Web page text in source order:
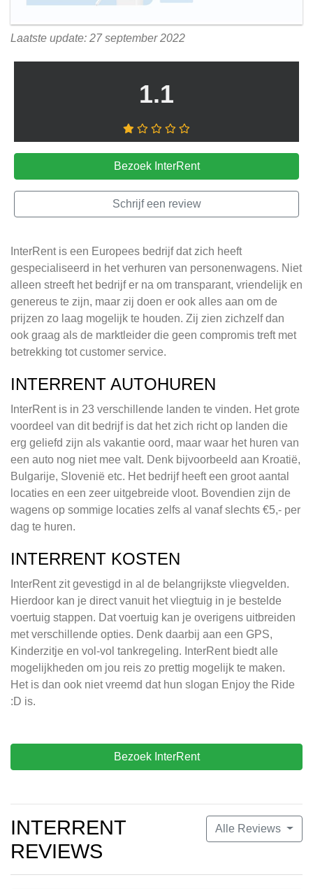
Laatste update: 27 september 2022
1.1
Bezoek InterRent
Schrijf een review
InterRent is een Europees bedrijf dat zich heeft
gespecialiseerd in het verhuren van personenwagens. Niet
alleen streeft het bedrijf er na om transparant, vriendelijk en
genereus te zijn, maar zij doen er ook alles aan om de
prijzen zo laag mogelijk te houden. Zij zien zichzelf dan
ook graag als de marktleider die geen compromis treft met
betrekking tot customer service.
INTERRENT AUTOHUREN
InterRent is in 23 verschillende landen te vinden. Het grote
voordeel van dit bedrijf is dat het zich richt op landen die
erg geliefd zijn als vakantie oord, maar waar het huren van
een auto nog niet mee valt. Denk bijvoorbeeld aan Kroatië,
Bulgarije, Slovenië etc. Het bedrijf heeft een groot aantal
locaties en een zeer uitgebreide vloot. Bovendien zijn de
wagens op sommige locaties zelfs al vanaf slechts €5,- per
dag te huren.
INTERRENT KOSTEN
InterRent zit gevestigd in al de belangrijkste vliegvelden.
Hierdoor kan je direct vanuit het vliegtuig in je bestelde
voertuig stappen. Dat voertuig kan je overigens uitbreiden
met verschillende opties. Denk daarbij aan een GPS,
Kinderzitje en vol-vol tankregeling. InterRent biedt alle
mogelijkheden om jou reis zo prettig mogelijk te maken.
Het is dan ook niet vreemd dat hun slogan Enjoy the Ride
:D is.
Bezoek InterRent
Alle Reviews
INTERRENT
REVIEWS